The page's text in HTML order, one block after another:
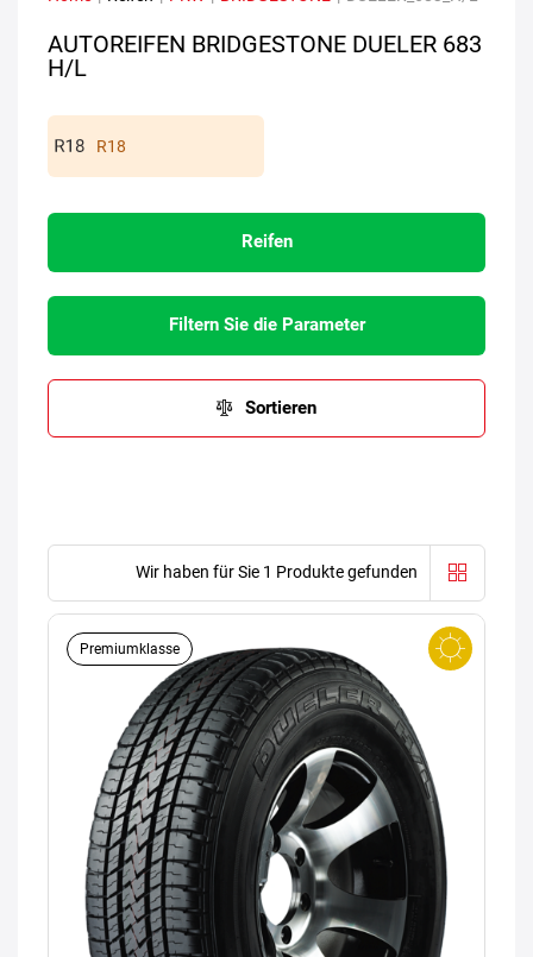
AUTOREIFEN BRIDGESTONE DUELER 683
H/L
R18
Reifen
Filtern Sie die Parameter
Sortieren
Wir haben für Sie 1 Produkte gefunden
Premiumklasse